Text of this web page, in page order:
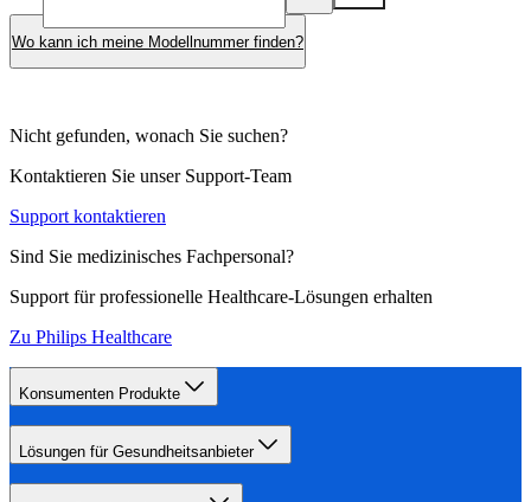
Wo kann ich meine Modellnummer finden?
Nicht gefunden, wonach Sie suchen?
Kontaktieren Sie unser Support-Team
Support kontaktieren
Sind Sie medizinisches Fachpersonal?
Support für professionelle Healthcare-Lösungen erhalten
Zu Philips Healthcare
Konsumenten Produkte
Lösungen für Gesundheitsanbieter